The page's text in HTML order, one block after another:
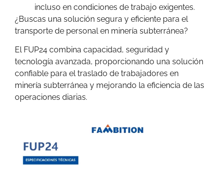
incluso en condiciones de trabajo exigentes.
¿Buscas una solución segura y eficiente para el
transporte de personal en minería subterránea?
El FUP24 combina capacidad, seguridad y
tecnología avanzada, proporcionando una solución
confiable para el traslado de trabajadores en
minería subterránea y mejorando la eficiencia de las
operaciones diarias.